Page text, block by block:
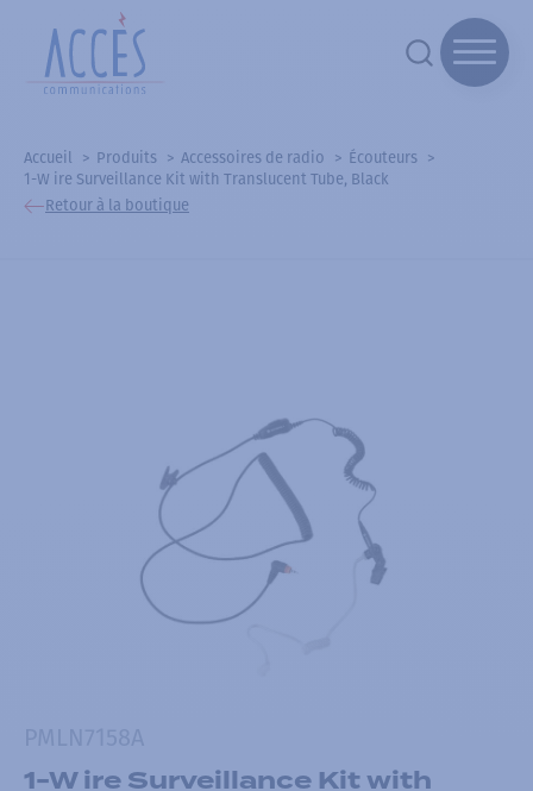
Accueil Produits Accessoires de radio
Écouteurs
1-W ire Surveillance Kit with Translucent Tube, Black
Retour à la boutique
1-W ire Surveillance Kit with